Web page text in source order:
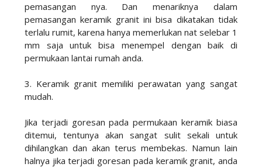
pemasangan nya. Dan menariknya dalam
pemasangan keramik granit ini bisa dikatakan tidak
terlalu rumit, karena hanya memerlukan nat selebar 1
mm saja untuk bisa menempel dengan baik di
permukaan lantai rumah anda.
3. Keramik granit memiliki perawatan yang sangat
mudah.
Jika terjadi goresan pada permukaan keramik biasa
ditemui, tentunya akan sangat sulit sekali untuk
dihilangkan dan akan terus membekas. Namun lain
halnya jika terjadi goresan pada keramik granit, anda